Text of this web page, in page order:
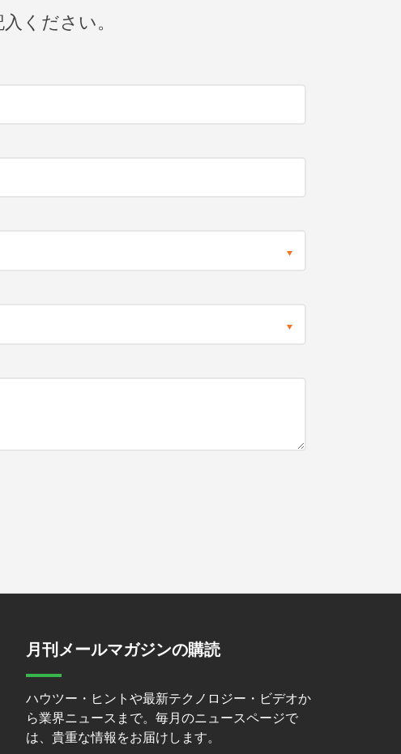
ください。
月刊メールマガジンの購読
ハウツー・ヒントや最新テクノロジー・ビデオか
ら業界ニュースまで。毎月のニュースページで
は、貴重な情報をお届けします。